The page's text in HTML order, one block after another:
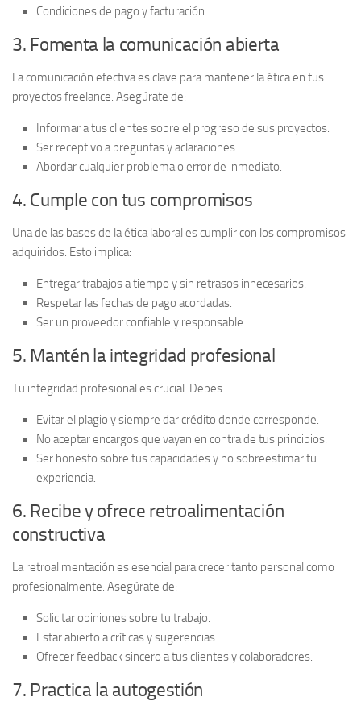
Condiciones de pago y facturación.
3. Fomenta la comunicación abierta
Lacomunicación efectivaes clave para mantener la ética en tus
proyectos freelance. Asegúrate de:
Informar a tus clientes sobre el progreso de sus proyectos.
Ser receptivo a preguntas y aclaraciones.
Abordar cualquier problema o error de inmediato.
4. Cumple con tus compromisos
Una de las bases de la ética laboral es cumplir con los compromisos
adquiridos. Esto implica:
Entregar trabajos a tiempo y sin retrasos innecesarios.
Respetar las fechas de pago acordadas.
Ser un proveedor confiable y responsable.
5. Mantén la integridad profesional
Tu integridad profesional es crucial. Debes:
Evitar el plagio y siempre dar crédito donde corresponde.
No aceptar encargos que vayan en contra de tus principios.
Ser honesto sobre tus capacidades y no sobreestimar tu
experiencia.
6. Recibe y ofrece retroalimentación
constructiva
Laretroalimentación es esencial para crecer tanto personal como
profesionalmente. Asegúrate de:
Solicitar opiniones sobre tu trabajo.
Estar abierto a críticas y sugerencias.
Ofrecer feedback sincero a tus clientes y colaboradores.
7. Practica la autogestión